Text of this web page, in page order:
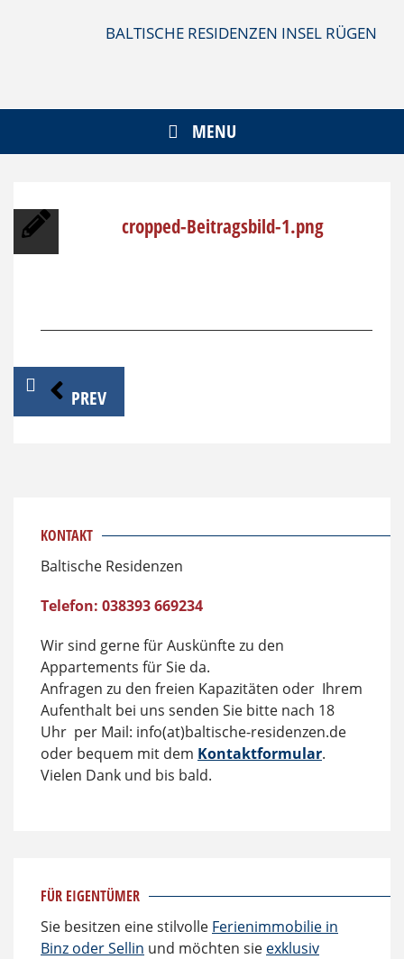
BALTISCHE RESIDENZEN INSEL RÜGEN
MENU
cropped-Beitragsbild-1.png
Beitragsnavigation
PREV
KONTAKT
Baltische Residenzen
Telefon: 038393 669234
Wir sind gerne für Auskünfte zu den
Appartements für Sie da.
Anfragen zu den freien Kapazitäten oder Ihrem
Aufenthalt bei uns senden Sie bitte nach 18
Uhr per Mail: info(at)baltische-residenzen.de
oder bequem mit dem Kontaktformular.
Vielen Dank und bis bald.
FÜR EIGENTÜMER
Sie besitzen eine stilvolle Ferienimmobilie in
Binz oder Sellin und möchten sie exklusiv